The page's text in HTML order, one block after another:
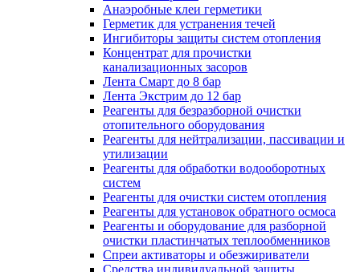
Анаэробные клеи герметики
Герметик для устранения течей
Ингибиторы защиты систем отопления
Концентрат для прочистки
канализационных засоров
Лента Смарт до 8 бар
Лента Экстрим до 12 бар
Реагенты для безразборной очистки
отопительного оборудования
Реагенты для нейтрализации, пассивации и
утилизации
Реагенты для обработки водооборотных
систем
Реагенты для очистки систем отопления
Реагенты для установок обратного осмоса
Реагенты и оборудование для разборной
очистки пластинчатых теплообменников
Спреи активаторы и обезжириватели
Средства индивидуальной защиты